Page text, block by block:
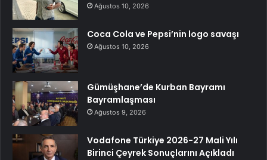
Ağustos 10, 2026
Coca Cola ve Pepsi’nin logo savaşı
Ağustos 10, 2026
Gümüşhane’de Kurban Bayramı
Bayramlaşması
Ağustos 9, 2026
Vodafone Türkiye 2026-27 Mali Yılı
Birinci Çeyrek Sonuçlarını Açıkladı